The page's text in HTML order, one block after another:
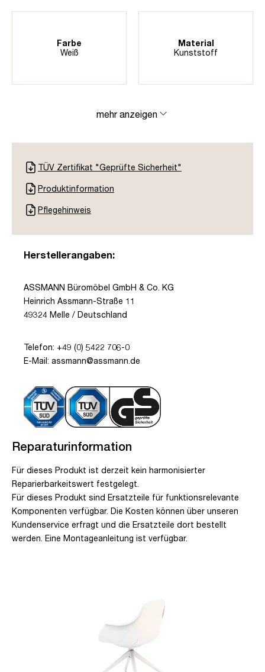
Farbe
Weiß
Material
Kunststoff
mehr anzeigen
TÜV Zertifikat "Geprüfte Sicherheit"
Produktinformation
Pflegehinweis
Herstellerangaben:
ASSMANN Büromöbel GmbH & Co. KG
Heinrich Assmann-Straße 11
49324 Melle / Deutschland
Telefon: +49 (0) 5422 706-0
E-Mail: assmann@assmann.de
Reparaturinformation
Für dieses Produkt ist derzeit kein harmonisierter
Reparierbarkeitswert festgelegt.
Für dieses Produkt sind Ersatzteile für funktionsrelevante
Komponenten verfügbar. Die Kosten können über unseren
Kundenservice erfragt und die Ersatzteile dort bestellt
werden. Eine Montageanleitung ist verfügbar.